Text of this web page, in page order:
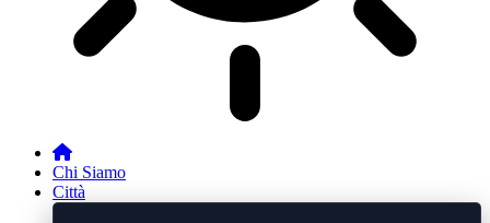
Chi Siamo
Città